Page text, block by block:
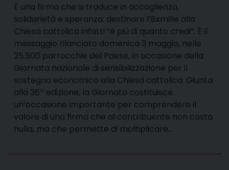
È una firma che si traduce in accoglienza,
solidarietà e speranza: destinare l’8xmille alla
Chiesa cattolica infatti “è più di quanto credi”. È il
messaggio rilanciato domenica 3 maggio, nelle
25.500 parrocchie del Paese, in occasione della
Giornata nazionale di sensibilizzazione per il
sostegno economico alla Chiesa cattolica. Giunta
alla 36ª edizione, la Giornata costituisce
un’occasione importante per comprendere il
valore di una firma che al contribuente non costa
nulla, ma che permette di moltiplicare…